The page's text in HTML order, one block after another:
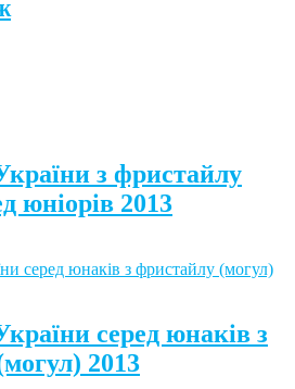
з фристайлу
юніорів 2013
серед юнаків з
2013